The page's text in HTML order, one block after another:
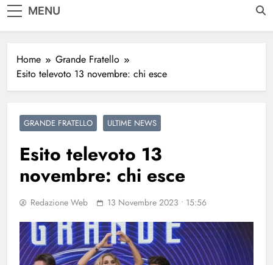
MENU
Home
Grande Fratello
Esito televoto 13 novembre: chi esce
GRANDE FRATELLO ULTIME NEWS
Esito televoto 13
novembre: chi esce
Redazione Web 13 Novembre 2023 • 15:56